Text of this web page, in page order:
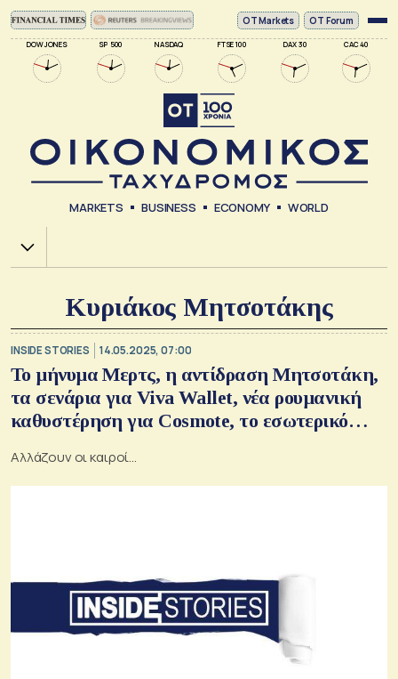
DOW JONES SP 500 NASDAQ FTSE 100 DAX 30 CAC 40
ΟΤ Markets OT Forum
MARKETS BUSINESS ECONOMY WORLD
Χ.Α.
Κυριάκος Μητσοτάκης
INSIDE STORIES 14.05.2025, 07:00
Το μήνυμα Μερτς, η αντίδραση Μητσοτάκη,
τα σενάρια για Viva Wallet, νέα ρουμανική
καθυστέρηση για Cosmote, το εσωτερικό
Αλλάζουν οι καιροί...